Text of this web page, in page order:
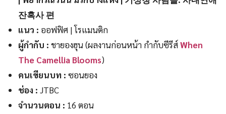
잔혹사 편
แนว : ออฟฟิศ | โรแมนติก
ผู้กำกับ : ชายองฮุน (ผลงานก่อนหน้า กำกับซีรีส์When
The Camellia Blooms)
คนเขียนบท : ซอนยอง
ช่อง :JTBC
จำนวนตอน : 16 ตอน